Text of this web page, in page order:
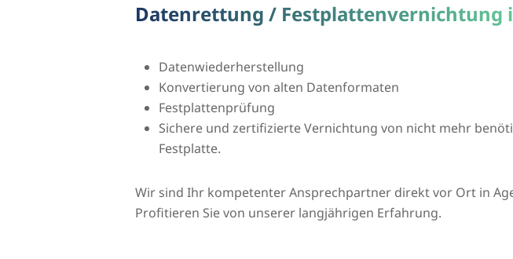
Datenrettung / Festplattenvernichtung
Datenwiederherstellung
Konvertierung von alten Datenformaten
Festplattenprüfung
Sichere und zertifizierte Vernichtung von nicht mehr
Festplatte.
Wir sind Ihr kompetenter Ansprechpartner direkt vor Ort in
Profitieren Sie von unserer langjährigen Erfahrung.